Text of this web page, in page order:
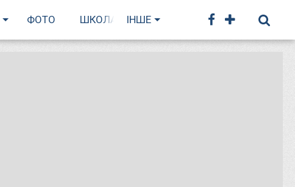
ФОТО ШКОЛА БІГУ
ІНШЕ